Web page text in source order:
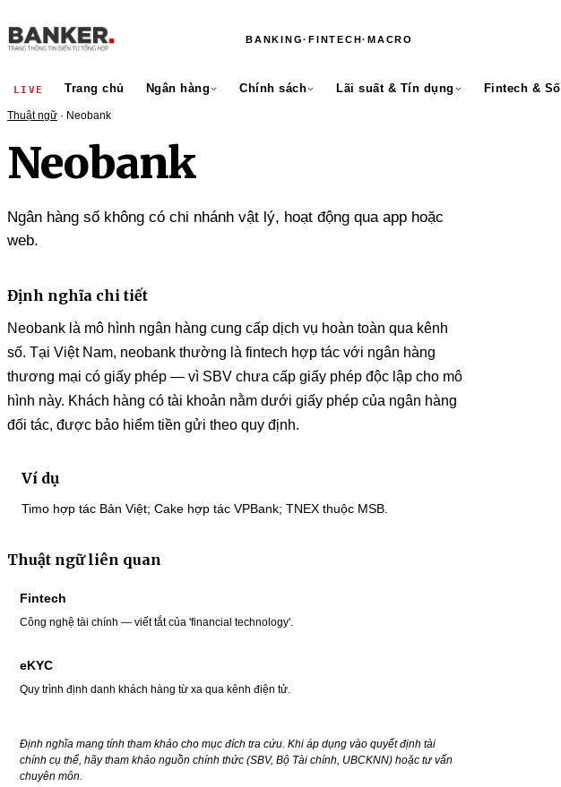
BANKING·FINTECH·MACRO
LIVE Trang chủ Ngân hàng Chính sách Lãi suất & Tín dụng Fintech &
Thuật ngữ · Neobank
Neobank
Ngân hàng số không có chi nhánh vật lý, hoạt động qua app hoặc
web.
Định nghĩa chi tiết
Neobank là mô hình ngân hàng cung cấp dịch vụ hoàn toàn qua kênh
số. Tại Việt Nam, neobank thường là fintech hợp tác với ngân hàng
thương mại có giấy phép — vì SBV chưa cấp giấy phép độc lập cho mô
hình này. Khách hàng có tài khoản nằm dưới giấy phép của ngân hàng
đối tác, được bảo hiểm tiền gửi theo quy định.
Ví dụ
Timo hợp tác Bản Việt; Cake hợp tác VPBank; TNEX thuộc MSB.
Thuật ngữ liên quan
Fintech
Công nghệ tài chính — viết tắt của 'financial technology'.
eKYC
Quy trình định danh khách hàng từ xa qua kênh điện tử.
Định nghĩa mang tính tham khảo cho mục đích tra cứu. Khi áp dụng vào quyết định tài
chính cụ thể, hãy tham khảo nguồn chính thức (SBV, Bộ Tài chính, UBCKNN) hoặc tư vấn
chuyên môn.